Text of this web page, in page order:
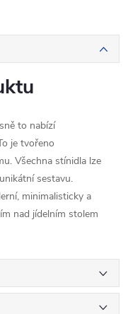
to nabízí
je tvořeno
Všechna stínidla lze
sestavu.
minimalisticky a
nad jídelním stolem